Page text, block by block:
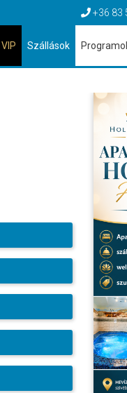
+36 83
VIP Szállások